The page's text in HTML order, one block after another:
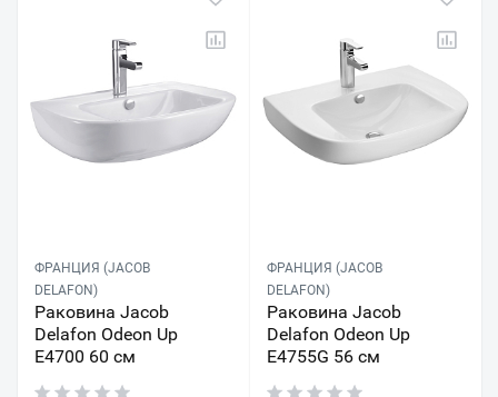
ФРАНЦИЯ (JACOB
DELAFON)
Раковина Jacob
Delafon Odeon Up
E4700 60 см
ФРАНЦИЯ (JACOB
DELAFON)
Раковина Jacob
Delafon Odeon Up
E4755G 56 см